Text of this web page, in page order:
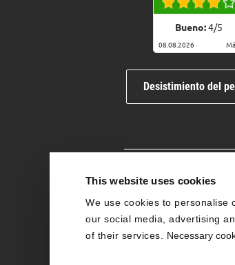
This website uses cookies
We use cookies to personalise
our social media, advertising
of their services. Necessary
Bueno:4/5
08.08.2026
Desistimiento del
Colaborador